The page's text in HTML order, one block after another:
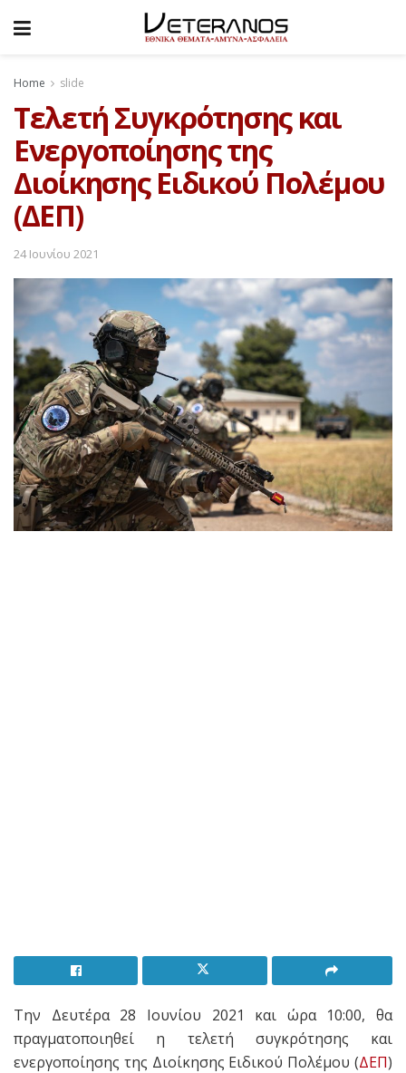
Home slide
Τελετή Συγκρότησης και
Ενεργοποίησης της
Διοίκησης Ειδικού Πολέμου
(ΔΕΠ)
24 Ιουνίου 2021
Την Δευτέρα 28 Ιουνίου 2021 και ώρα 10:00, θα
πραγματοποιηθεί η τελετή συγκρότησης και
ενεργοποίησης της Διοίκησης Ειδικού Πολέμου (ΔΕΠ)